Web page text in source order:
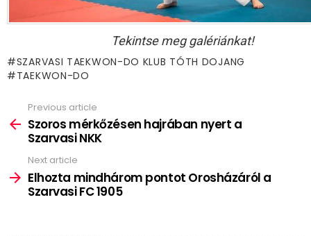
Tekintse meg galériánkat!
SZARVASI TAEKWON-DO KLUB TÓTH DOJANG
TAEKWON-DO
more
Previous article
Szoros mérkőzésen hajrában nyert a
Szarvasi NKK
Next article
Elhozta mindhárom pontot Orosházáról a
Szarvasi FC 1905